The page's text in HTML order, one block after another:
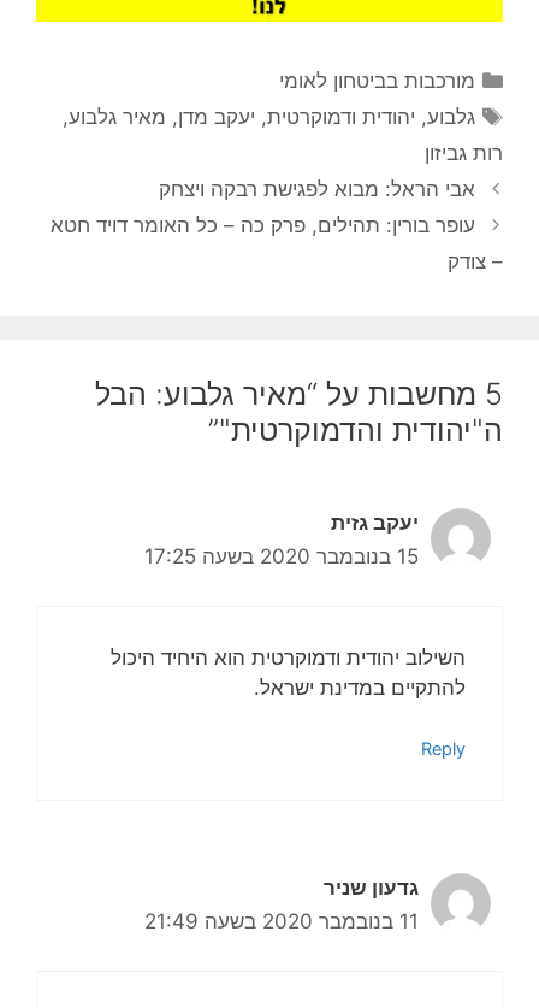
קטגוריות
מורכבות בביטחון לאומי
תגיות
גלבוע, יהודית ודמוקרטית, יעקב מדן, מאיר גלבוע,
רות גביזון
אבי הראל: מבוא לפגישת רבקה ויצחק
עופר בורין: תהילים, פרק כה – כל האומר דויד חטא
– צודק
5 מחשבות על “מאיר גלבוע: הבל
ה"יהודית והדמוקרטית"”
יעקב גזית
15 בנובמבר 2020 בשעה 17:25
השילוב יהודית ודמוקרטית הוא היחיד היכול
להתקיים במדינת ישראל.
Reply
גדעון שניר
11 בנובמבר 2020 בשעה 21:49